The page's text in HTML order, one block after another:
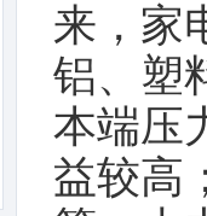
来，家
铝、塑
本端压
益较高